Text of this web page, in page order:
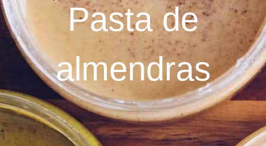
Pasta de
almendras